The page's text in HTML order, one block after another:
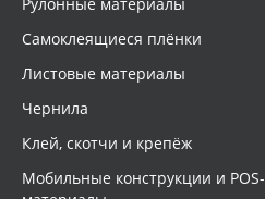
Самоклеящиеся плёнки
Листовые материалы
Чернила
Клей, скотчи и крепёж
Мобильные конструкции и POS-